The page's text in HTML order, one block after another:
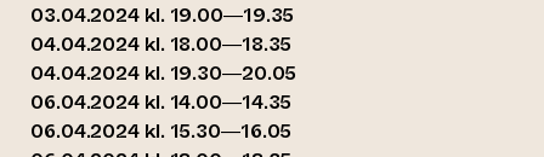
03.04.2024 kl. 19.00—19.35
04.04.2024 kl. 18.00—18.35
04.04.2024 kl. 19.30—20.05
06.04.2024 kl. 14.00—14.35
06.04.2024 kl. 15.30—16.05